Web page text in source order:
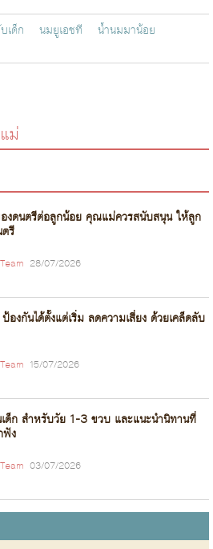
เด็ก นมยูเอชที
น้ำนมมาน้อย
ม่
งดนตรีต่อลูกน้อย คุณแม่ควรสนับสนุน ให้ลูก
รี
28/07/2026
องกันได้ตั้งแต่เริ่ม ลดความเสี่ยง ด้วยเคล็ดลับ
15/07/2026
เด็ก สำหรับวัย 1-3 ขวบ และแนะนำนิทานที่
ฟัง
03/07/2026